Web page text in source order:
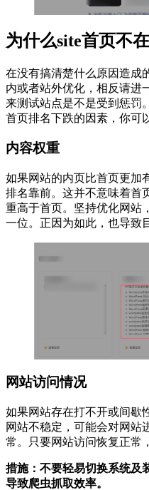
为什么site首页不
在没有搞清楚什么原因造成
内或者站外优化，相反请进
来测试站点是不是受到惩罚
首页排名下跌的因素，你可
内容权重
如果网站的内页比首页更加
排名靠前。‌这并不意味着首
重高于首页。‌坚持优化网站
一位。正因为如此，也导致
网站访问情况
如果网站存在打不开或间歇
网站不稳定，‌可能会对网站
常。‌只要网站访问恢复正常
措施：不要轻易切换系统及
导致爬虫抓取效率。